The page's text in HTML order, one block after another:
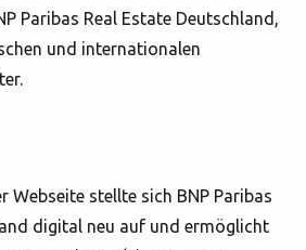
Paribas Real Estate Deutschland,
und internationalen
Webseite stellte sich BNP Paribas
digital neu auf und ermöglicht